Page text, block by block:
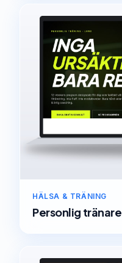
HÄLSA & TRÄNING
Personlig tränare